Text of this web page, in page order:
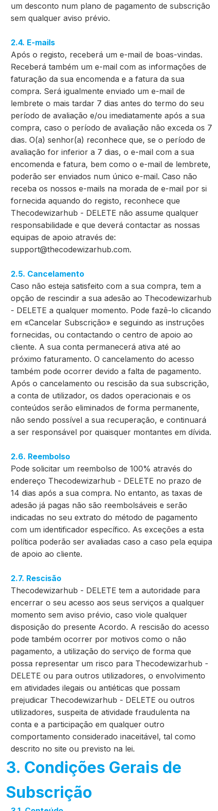
um desconto num plano de pagamento de subscrição
sem qualquer aviso prévio.
2.4. E-mails
Após o registo, receberá um e-mail de boas-vindas.
Receberá também um e-mail com as informações de
faturação da sua encomenda e a fatura da sua
compra. Será igualmente enviado um e-mail de
lembrete o mais tardar 7 dias antes do termo do seu
período de avaliação e/ou imediatamente após a sua
compra, caso o período de avaliação não exceda os 7
dias. O(a) senhor(a) reconhece que, se o período de
avaliação for inferior a 7 dias, o e-mail com a sua
encomenda e fatura, bem como o e-mail de lembrete,
poderão ser enviados num único e-mail. Caso não
receba os nossos e-mails na morada de e-mail por si
fornecida aquando do registo, reconhece que
Thecodewizarhub - DELETE não assume qualquer
responsabilidade e que deverá contactar as nossas
equipas de apoio através de:
support@thecodewizarhub.com.
2.5. Cancelamento
Caso não esteja satisfeito com a sua compra, tem a
opção de rescindir a sua adesão ao Thecodewizarhub
- DELETE a qualquer momento. Pode fazê-lo clicando
em «Cancelar Subscrição» e seguindo as instruções
fornecidas, ou contactando o centro de apoio ao
cliente. A sua conta permanecerá ativa até ao
próximo faturamento. O cancelamento do acesso
também pode ocorrer devido a falta de pagamento.
Após o cancelamento ou rescisão da sua subscrição,
a conta de utilizador, os dados operacionais e os
conteúdos serão eliminados de forma permanente,
não sendo possível a sua recuperação, e continuará
a ser responsável por quaisquer montantes em dívida.
2.6. Reembolso
Pode solicitar um reembolso de 100% através do
endereço Thecodewizarhub - DELETE no prazo de
14 dias após a sua compra. No entanto, as taxas de
adesão já pagas não são reembolsáveis e serão
indicadas no seu extrato do método de pagamento
com um identificador específico. As exceções a esta
política poderão ser avaliadas caso a caso pela equipa
de apoio ao cliente.
2.7. Rescisão
Thecodewizarhub - DELETE tem a autoridade para
encerrar o seu acesso aos seus serviços a qualquer
momento sem aviso prévio, caso viole qualquer
disposição do presente Acordo. A rescisão do acesso
pode também ocorrer por motivos como o não
pagamento, a utilização do serviço de forma que
possa representar um risco para Thecodewizarhub -
DELETE ou para outros utilizadores, o envolvimento
em atividades ilegais ou antiéticas que possam
prejudicar Thecodewizarhub - DELETE ou outros
utilizadores, suspeita de atividade fraudulenta na
conta e a participação em qualquer outro
comportamento considerado inaceitável, tal como
descrito no site ou previsto na lei.
3. Condições Gerais de
Subscrição